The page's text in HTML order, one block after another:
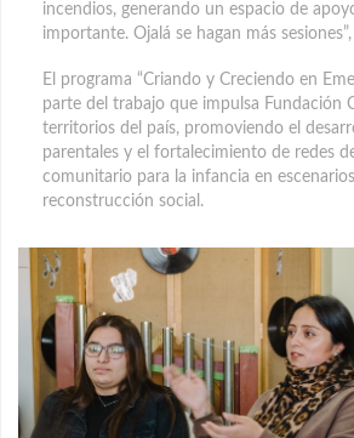
incendios, generando un espacio de
importante. Ojalá se hagan más
El programa “Criando y Creciendo en
parte del trabajo que impulsa Fundación
territorios del país, promoviendo el
parentales y el fortalecimiento de redes
comunitario para la infancia en
reconstrucción social.